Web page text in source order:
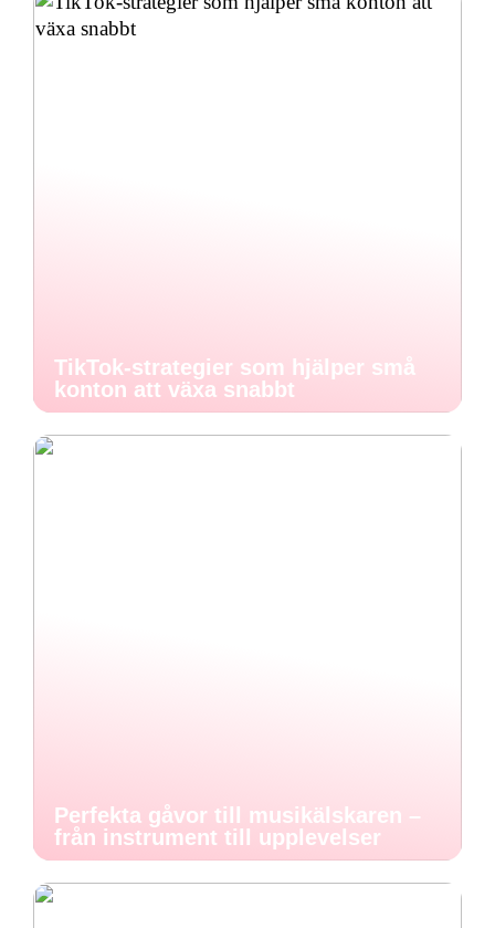
TikTok-strategier som hjälper små
konton att växa snabbt
Perfekta gåvor till musikälskaren –
från instrument till upplevelser